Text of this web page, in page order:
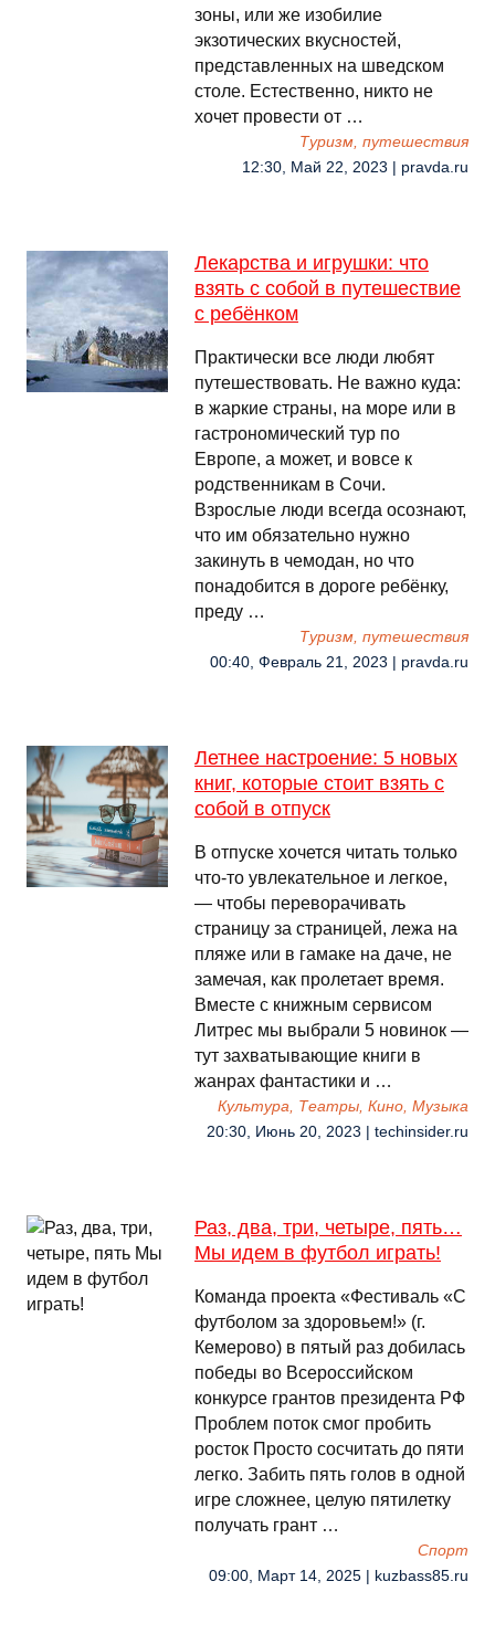
зоны, или же изобилие
экзотических вкусностей,
представленных на шведском
столе. Естественно, никто не
хочет провести от …
Туризм, путешествия
12:30, Май 22, 2023 | pravda.ru
Лекарства и игрушки: что
взять с собой в путешествие
с ребёнком
Практически все люди любят
путешествовать. Не важно куда:
в жаркие страны, на море или в
гастрономический тур по
Европе, а может, и вовсе к
родственникам в Сочи.
Взрослые люди всегда осознают,
что им обязательно нужно
закинуть в чемодан, но что
понадобится в дороге ребёнку,
преду …
Туризм, путешествия
00:40, Февраль 21, 2023 | pravda.ru
Летнее настроение: 5 новых
книг, которые стоит взять с
собой в отпуск
В отпуске хочется читать только
что-то увлекательное и легкое,
— чтобы переворачивать
страницу за страницей, лежа на
пляже или в гамаке на даче, не
замечая, как пролетает время.
Вместе с книжным сервисом
Литрес мы выбрали 5 новинок —
тут захватывающие книги в
жанрах фантастики и …
Культура, Театры, Кино, Музыка
20:30, Июнь 20, 2023 | techinsider.ru
Раз, два, три, четыре, пять…
Мы идем в футбол играть!
Команда проекта «Фестиваль «С
футболом за здоровьем!» (г.
Кемерово) в пятый раз добилась
победы во Всероссийском
конкурсе грантов президента РФ
Проблем поток смог пробить
росток Просто сосчитать до пяти
легко. Забить пять голов в одной
игре сложнее, целую пятилетку
получать грант …
Спорт
09:00, Март 14, 2025 | kuzbass85.ru